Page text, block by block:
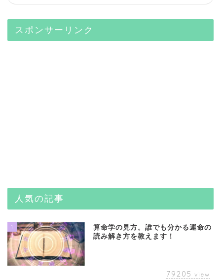
スポンサーリンク
人気の記事
1
算命学の見方。誰でも分かる運命の
読み解き方を教えます！
79205 view